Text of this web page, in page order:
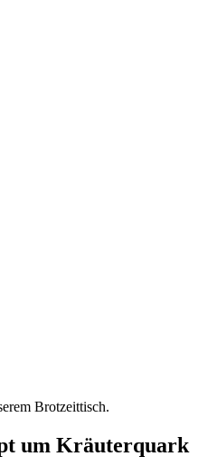
Brotzeittisch.
um Kräuterquark